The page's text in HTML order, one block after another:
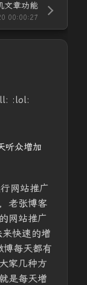
文章功能
00:00:27
:lol:
听众增加
网站推广
老张博客
网站推广
快速的增
博每天都有
家几种方
是每天增